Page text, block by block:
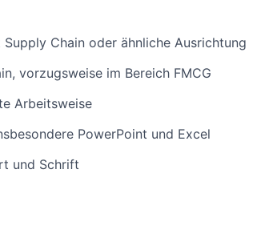
Chain oder ähnliche Ausrichtung
vorzugsweise im Bereich FMCG
Arbeitsweise
PowerPoint und Excel
und Schrift